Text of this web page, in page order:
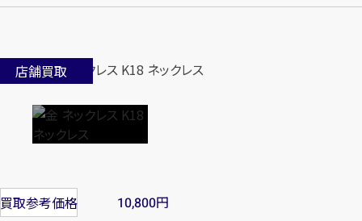
店舗買取
買取参考価格 10,800円